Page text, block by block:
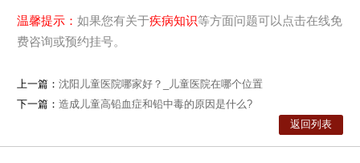
温馨提示： 如果您有关于疾病知识等方面问题可以点击在线免
费咨询或预约挂号。
上一篇： 沈阳儿童医院哪家好？_儿童医院在哪个位置
下一篇： 造成儿童高铅血症和铅中毒的原因是什么?
返回列表